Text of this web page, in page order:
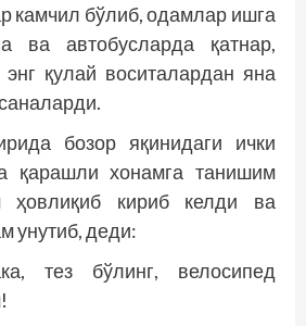
камчил бўлиб, одамлар ишга
ва автобусларда қатнар,
энг қулай воситалардан яна
бозор яқинидаги ички
қарашли хонамга танишим
ҳовлиқиб кириб келди ва
унутиб, деди:
тез бўлинг, велосипед